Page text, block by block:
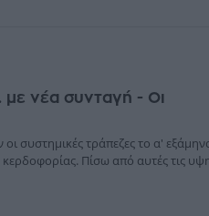
με νέα συνταγή - Οι
συστημικές τράπεζες το α'
κερδοφορίας. Πίσω από αυτές τις